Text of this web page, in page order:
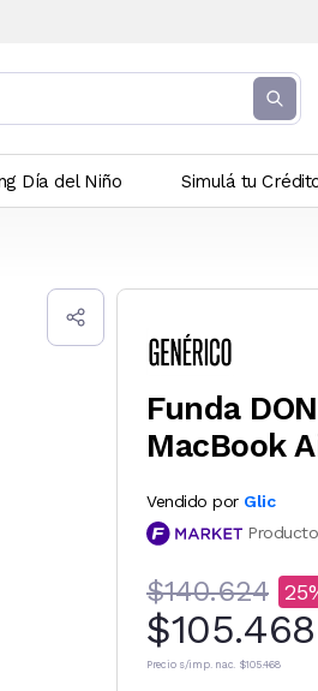
Día del Niño Simulá tu
Funda
MacBook
Vendido por Glic
$140.624 25
$105.468
Precio s/imp. nac. $105.468